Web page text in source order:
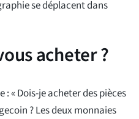
se déplacent dans
acheter ?
« Dois-je acheter des pièces
? Les deux monnaies